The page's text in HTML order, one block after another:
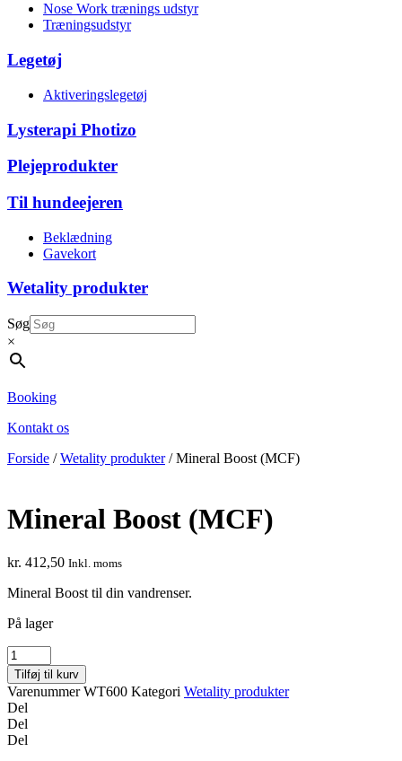
Nose Work trænings udstyr
Træningsudstyr
Legetøj
Aktiveringslegetøj
Lysterapi Photizo
Plejeprodukter
Til hundeejeren
Beklædning
Gavekort
Wetality produkter
Søg
×
Booking
Kontakt os
Forside /Wetality produkter/ Mineral Boost (MCF)
Mineral Boost (MCF)
kr. 412,50 Inkl. moms
Mineral Boost til din vandrenser.
På lager
Mineral
Boost
(MCF)
antal
Tilføj til kurv
VarenummerWT600 Kategori Wetality produkter
Del
Del
Del